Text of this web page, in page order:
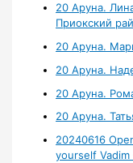
20 Аруна.
Приокский
20 Аруна.
20 Аруна.
20 Аруна.
20 Аруна.
20240616
yourself Vadim